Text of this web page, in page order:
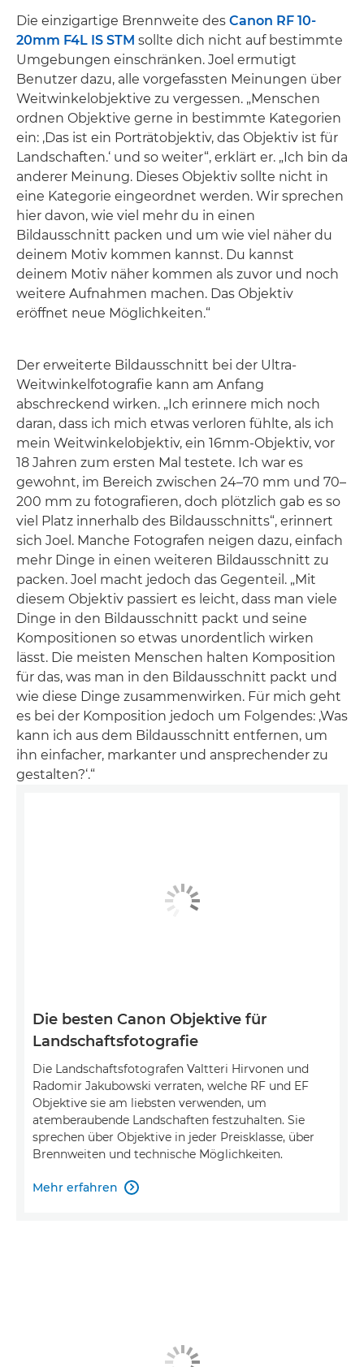
Die einzigartige Brennweite des Canon RF 10-
20mm F4L IS STM sollte dich nicht auf bestimmte
Umgebungen einschränken. Joel ermutigt
Benutzer dazu, alle vorgefassten Meinungen über
Weitwinkelobjektive zu vergessen. „Menschen
ordnen Objektive gerne in bestimmte Kategorien
ein: ‚Das ist ein Porträtobjektiv, das Objektiv ist für
Landschaften.‘ und so weiter“, erklärt er. „Ich bin da
anderer Meinung. Dieses Objektiv sollte nicht in
eine Kategorie eingeordnet werden. Wir sprechen
hier davon, wie viel mehr du in einen
Bildausschnitt packen und um wie viel näher du
deinem Motiv kommen kannst. Du kannst
deinem Motiv näher kommen als zuvor und noch
weitere Aufnahmen machen. Das Objektiv
eröffnet neue Möglichkeiten.“
Der erweiterte Bildausschnitt bei der Ultra-
Weitwinkelfotografie kann am Anfang
abschreckend wirken. „Ich erinnere mich noch
daran, dass ich mich etwas verloren fühlte, als ich
mein Weitwinkelobjektiv, ein 16mm-Objektiv, vor
18 Jahren zum ersten Mal testete. Ich war es
gewohnt, im Bereich zwischen 24–70 mm und 70–
200 mm zu fotografieren, doch plötzlich gab es so
viel Platz innerhalb des Bildausschnitts“, erinnert
sich Joel. Manche Fotografen neigen dazu, einfach
mehr Dinge in einen weiteren Bildausschnitt zu
packen. Joel macht jedoch das Gegenteil. „Mit
diesem Objektiv passiert es leicht, dass man viele
Dinge in den Bildausschnitt packt und seine
Kompositionen so etwas unordentlich wirken
lässt. Die meisten Menschen halten Komposition
für das, was man in den Bildausschnitt packt und
wie diese Dinge zusammenwirken. Für mich geht
es bei der Komposition jedoch um Folgendes: ‚Was
kann ich aus dem Bildausschnitt entfernen, um
ihn einfacher, markanter und ansprechender zu
gestalten?‘.“
Die besten Canon Objektive für
Landschaftsfotografie
Die Landschaftsfotografen Valtteri Hirvonen und
Radomir Jakubowski verraten, welche RF und EF
Objektive sie am liebsten verwenden, um
atemberaubende Landschaften festzuhalten. Sie
sprechen über Objektive in jeder Preisklasse, über
Brennweiten und technische Möglichkeiten.
Mehr erfahren 